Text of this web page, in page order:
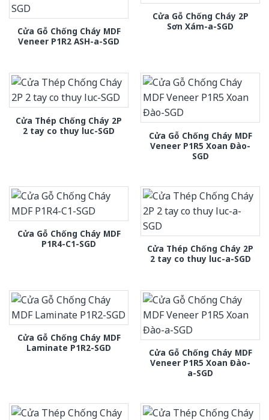
Cửa Gỗ Chống Cháy MDF
Veneer P1R2 ASH-a-SGD
Cửa Gỗ Chống Cháy 2P
Sơn Xám-a-SGD
Cửa Thép Chống Cháy 2P
2 tay co thuy luc-SGD
Cửa Gỗ Chống Cháy MDF
Veneer P1R5 Xoan Đào-
SGD
Cửa Gỗ Chống Cháy MDF
P1R4-C1-SGD
Cửa Thép Chống Cháy 2P
2 tay co thuy luc-a-SGD
Cửa Gỗ Chống Cháy MDF
Laminate P1R2-SGD
Cửa Gỗ Chống Cháy MDF
Veneer P1R5 Xoan Đào-
a-SGD